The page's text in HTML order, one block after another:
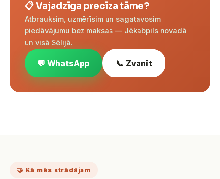
📋 Vajadzīga precīza tāme?
Atbrauksim, uzmērīsim un sagatavosim
piedāvājumu bez maksas — Jēkabpils novadā
un visā Sēlijā.
💬 WhatsApp 📞 Zvanīt
🤝 Kā mēs strādājam